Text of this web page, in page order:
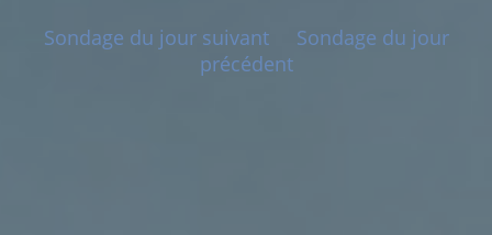
Sondage du jour suivant
Sondage du jour
précédent